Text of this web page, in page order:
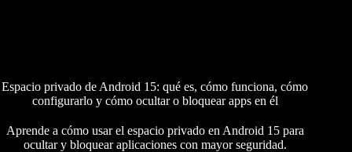
Espacio privado de Android 15: qué es, cómo funciona, cómo
configurarlo y cómo ocultar o bloquear apps en él
Aprende a cómo usar el espacio privado en Android 15 para
ocultar y bloquear aplicaciones con mayor seguridad.